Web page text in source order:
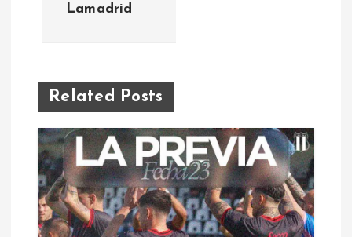
a
c
Lamadrid
Related Posts